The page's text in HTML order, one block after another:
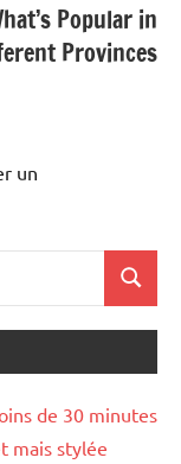
Popular in
Provinces
un
de 30 minutes
mais stylée